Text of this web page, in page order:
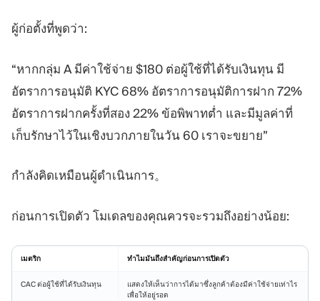
ผู้ก่อตั้งที่พูดว่า:
“หากกลุ่ม A มีค่าใช้จ่าย $180 ต่อผู้ใช้ที่ได้รับเงินทุน มี
อัตราการอนุมัติ KYC 68% อัตราการอนุมัติการฝาก 72%
อัตราการฝากครั้งที่สอง 22% ข้อพิพาทต่ำ และมีมูลค่าที่
เก็บรักษาไว้ในเชิงบวกภายในวัน 60 เราจะขยาย”
กำลังคิดเหมือนผู้ดำเนินการ。
ก่อนการเปิดตัว โมเดลของคุณควรจะรวมถึงอย่างน้อย:
เมตริก ทำไมมันถึงสำคัญก่อนการเปิดตัว
CAC ต่อผู้ใช้ที่ได้รับเงินทุน
แสดงให้เห็นว่าการได้มาซึ่งลูกค้าต้องมีค่าใช้จ่ายเท่าไร
เพื่อให้อยู่รอด